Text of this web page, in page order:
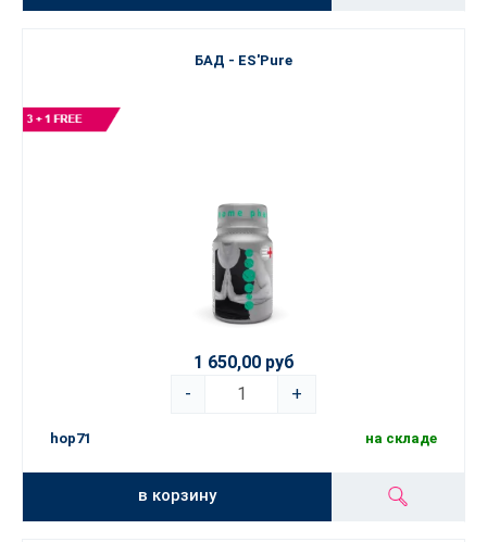
БАД - ES'Pure
1 650,00 руб
-
+
hop71 на складе
в корзину